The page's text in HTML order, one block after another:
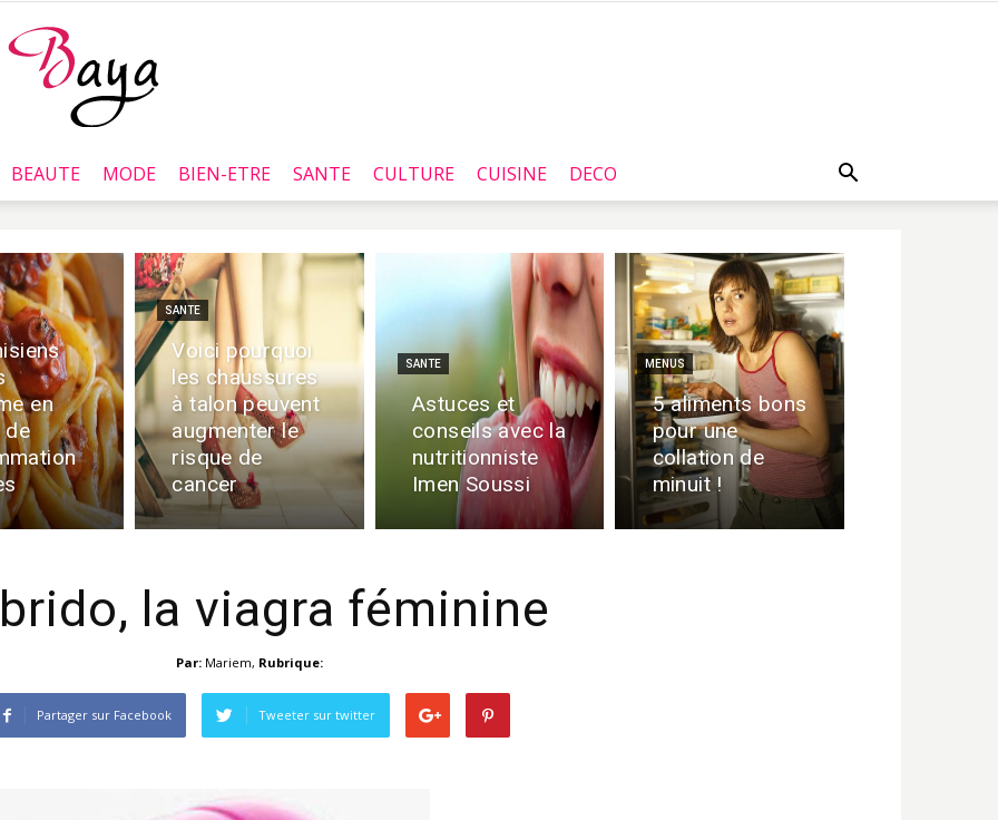
Baya.tn
BEAUTE MODE BIEN-ETRE SANTE CULTURE CUISINE DECO
en
de
SANTE
Voici pourquoi
les chaussures
à talon peuvent
augmenter le
risque de
cancer
SANTE
Astuces et
conseils avec la
nutritionniste
Imen Soussi
MENUS
5 aliments bons
pour une
collation de
minuit !
la viagra féminine
Par: Mariem, Rubrique:
Partager sur Facebook Tweeter sur twitter